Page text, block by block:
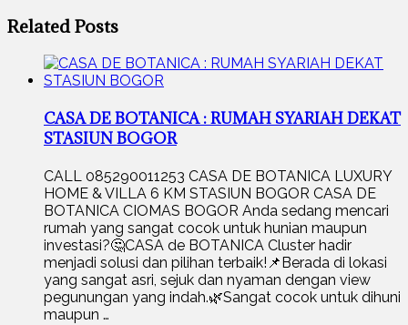
Related Posts
CASA DE BOTANICA : RUMAH SYARIAH DEKAT
STASIUN BOGOR
CALL 085290011253 CASA DE BOTANICA LUXURY
HOME & VILLA 6 KM STASIUN BOGOR CASA DE
BOTANICA CIOMAS BOGOR Anda sedang mencari
rumah yang sangat cocok untuk hunian maupun
investasi?🤔CASA de BOTANICA Cluster hadir
menjadi solusi dan pilihan terbaik!📌Berada di lokasi
yang sangat asri, sejuk dan nyaman dengan view
pegunungan yang indah.🌿Sangat cocok untuk dihuni
maupun …